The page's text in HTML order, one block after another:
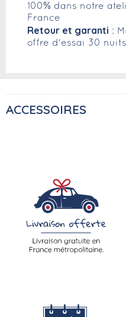
100% dans notre
France
Retour et garanti :
offre d'essai 30
ACCESSOIRES